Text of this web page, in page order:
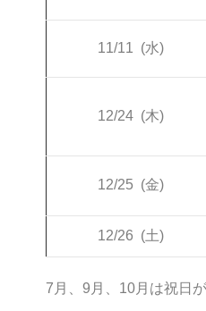
11/11 (水)
12/24 (木)
12/25 (金)
12/26 (土)
7月、9月、10月は祝日